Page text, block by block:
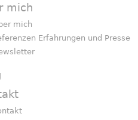
mich
mich
Erfahrungen und Presse